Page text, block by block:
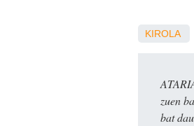
KIROLA
zuen
bat